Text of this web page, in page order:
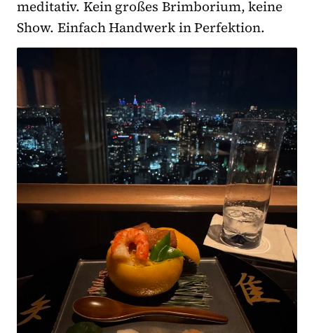
meditativ. Kein großes Brimborium, keine
Show. Einfach Handwerk in Perfektion.